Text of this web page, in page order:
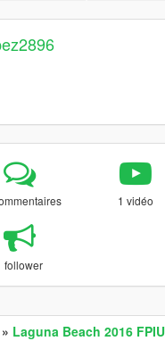
1 vidéo
follower
Laguna Beach 2016 FPIU